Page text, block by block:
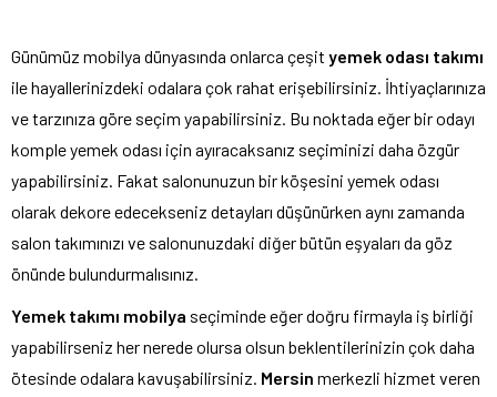
Günümüz mobilya dünyasında onlarca çeşit yemek odası takımı
ile hayallerinizdeki odalara çok rahat erişebilirsiniz. İhtiyaçlarınıza
ve tarzınıza göre seçim yapabilirsiniz. Bu noktada eğer bir odayı
komple yemek odası için ayıracaksanız seçiminizi daha özgür
yapabilirsiniz. Fakat salonunuzun bir köşesini yemek odası
olarak dekore edecekseniz detayları düşünürken aynı zamanda
salon takımınızı ve salonunuzdaki diğer bütün eşyaları da göz
önünde bulundurmalısınız.
Yemek takımı mobilya seçiminde eğer doğru firmayla iş birliği
yapabilirseniz her nerede olursa olsun beklentilerinizin çok daha
ötesinde odalara kavuşabilirsiniz. Mersin merkezli hizmet veren